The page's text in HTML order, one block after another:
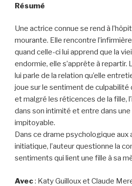
Résumé
Une actrice connue se rend à
mourante. Elle rencontre
quand celle-ci lui apprend que la
endormie, elle s’apprête à repartir.
lui parle de la relation qu’elle
joue sur le sentiment de culpabilité
et malgré les réticences de la fille,
dans son intimité et entre dans une
impitoyable.
Dans ce drame psychologique aux
initiatique, l’auteur questionne la
sentiments qui lient une fille à sa
Avec: Katy Guilloux et Claude